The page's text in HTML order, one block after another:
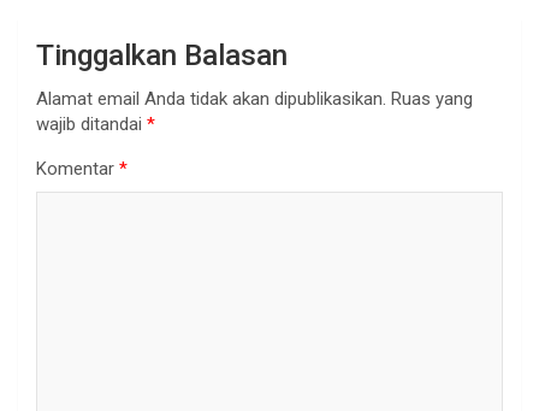
Tinggalkan Balasan
Alamat email Anda tidak akan dipublikasikan. Ruas yang
wajib ditandai *
Komentar *